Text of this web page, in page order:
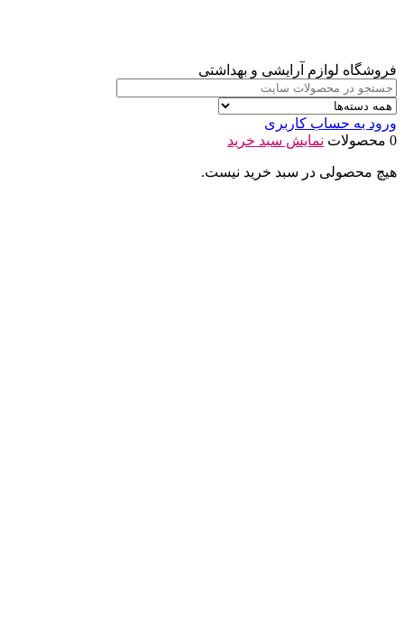
فروشگاه لوازم آرایشی و بهداشتی
ورود به حساب کاربری
0 محصولات
نمایش سبد خرید
هیچ محصولی در سبد خرید نیست.